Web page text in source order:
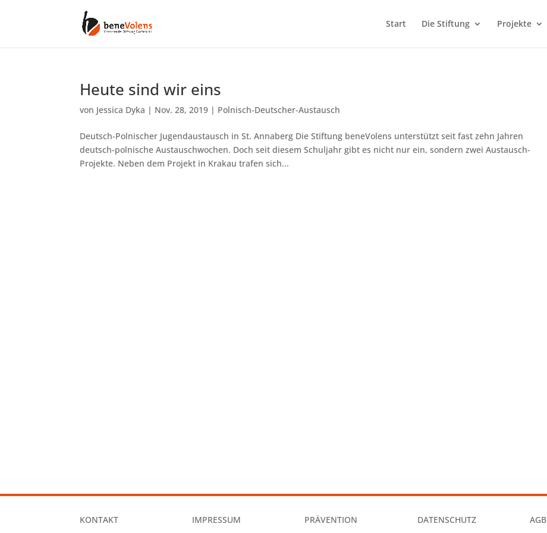
Start Die Stiftung Projekte
Heute sind wir eins
von Jessica Dyka | Nov. 28, 2019 | Polnisch-Deutscher-Austausch
Deutsch-Polnischer Jugendaustausch in St. Annaberg Die Stiftung beneVolens unterstützt seit fast zehn Jahren
deutsch-polnische Austauschwochen. Doch seit diesem Schuljahr gibt es nicht nur ein, sondern zwei Austausch-
Projekte. Neben dem Projekt in Krakau trafen sich...
KONTAKT IMPRESSUM PRÄVENTION DATENSCHUTZ AGB